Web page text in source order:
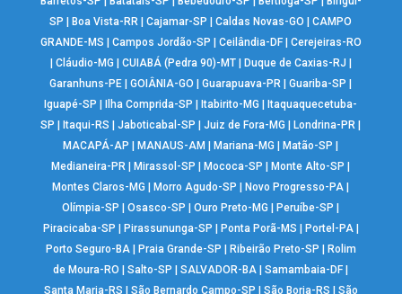
SP |Boa Vista-RR |Cajamar-SP |Caldas Novas-GO |CAMPO
GRANDE-MS | Campos Jordão-SP | Ceilândia-DF| Cerejeiras-RO
| Cláudio-MG | CUIABÁ (Pedra 90)-MT| Duque de Caxias-RJ |
Garanhuns-PE |GOIÂNIA-GO |Guarapuava-PR |Guariba-SP |
Iguapé-SP |Ilha Comprida-SP |Itabirito-MG |Itaquaquecetuba-
SP |Itaqui-RS |Jaboticabal-SP |Juiz de Fora-MG |Londrina-PR |
MACAPÁ-AP |MANAUS-AM |Mariana-MG |Matão-SP |
Medianeira-PR |Mirassol-SP |Mococa-SP |Monte Alto-SP |
Montes Claros-MG |Morro Agudo-SP |Novo Progresso-PA |
Olímpia-SP |Osasco-SP |Ouro Preto-MG |Peruíbe-SP |
Piracicaba-SP | Pirassununga-SP | Ponta Porã-MS | Portel-PA|
Porto Seguro-BA| Praia Grande-SP | Ribeirão Preto-SP | Rolim
de Moura-RO |Salto-SP |SALVADOR-BA |Samambaia-DF |
Santa Maria-RS | São Bernardo Campo-SP | São Borja-RS | São